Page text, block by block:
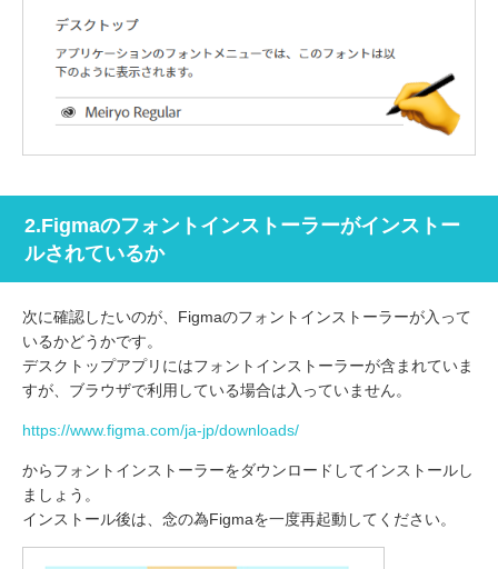
2.Figmaのフォントインストーラーがインストー
ルされているか
次に確認したいのが、Figmaのフォントインストーラーが入って
いるかどうかです。
デスクトップアプリにはフォントインストーラーが含まれていま
すが、ブラウザで利用している場合は入っていません。
https://www.figma.com/ja-jp/downloads/
からフォントインストーラーをダウンロードしてインストールし
ましょう。
インストール後は、念の為Figmaを一度再起動してください。